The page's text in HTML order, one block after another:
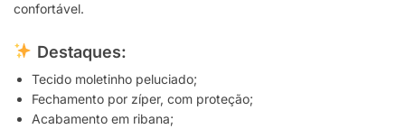
confortável.
Destaques:
Tecido moletinho peluciado;
Fechamento por zíper, com proteção;
Acabamento em ribana;